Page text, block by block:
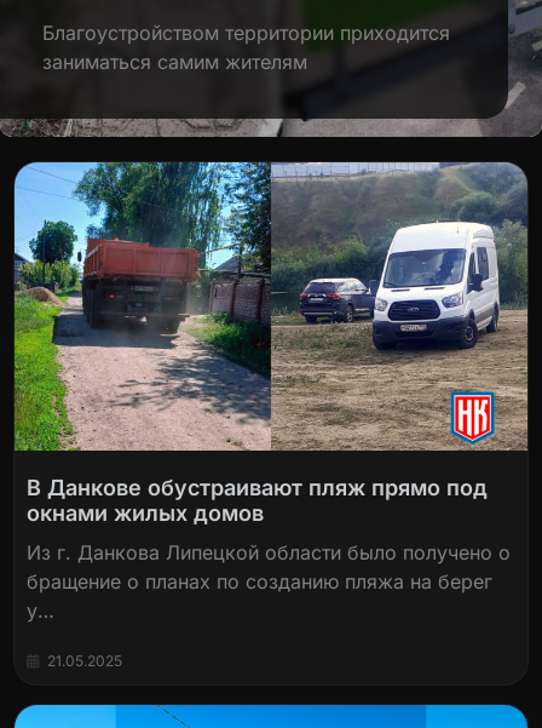
Благоустройством территории приходится
заниматься самим жителям
В Данкове обустраивают пляж прямо под
окнами жилых домов
Из г. Данкова Липецкой области было получено о
бращение о планах по созданию пляжа на берег
у…
21.05.2025